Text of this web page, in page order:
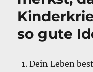
so gute
Dein Leben